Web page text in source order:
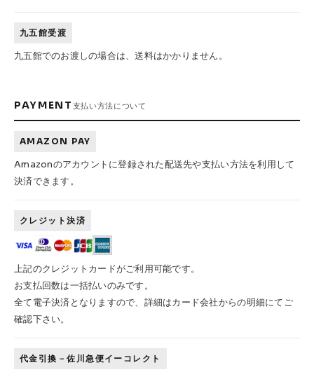
W.P.S.I
PENNY Pro Shop CUSTOM COET
INDEPENDENT ACE TRUCKS
oddCIRKUS
GRIND KING Vaga Rip Tide
SILVER FOX
Various Brands Vintage
九五館受渡
九五館でのお渡しの場合は、送料はかかりません。
PAYMENT 支払い方法について
AMAZON PAY
Amazonのアカウントに登録された配送先や支払い方法を利用して
決済できます。
クレジット決済
上記のクレジットカードがご利用可能です。
お支払回数は一括払いのみです。
全て電子決済となりますので、詳細はカード会社からの明細にてご
確認下さい。
代金引換－佐川急便イーコレクト